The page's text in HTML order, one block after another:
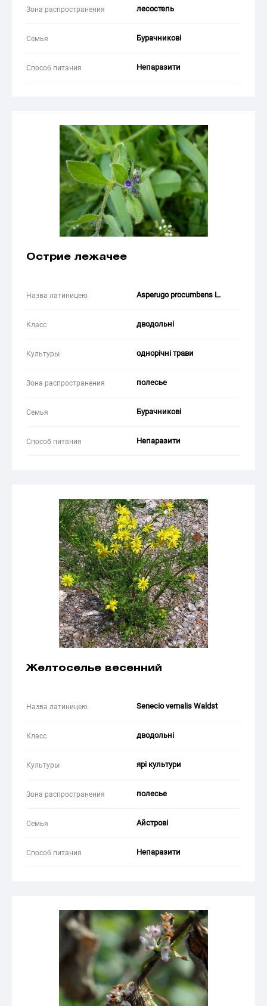
Зона распространения лесостепь
Семья Бурачникові
Способ питания Непаразити
Острие лежачее
Назва латиницею Asperugo procumbens L.
Класс дводольні
Культуры однорічні трави
Зона распространения полесье
Семья Бурачникові
Способ питания Непаразити
Желтоселье весенний
Назва латиницею Senecio vernalis Waldst
Класс дводольні
Культуры ярі культури
Зона распространения полесье
Семья Айстрові
Способ питания Непаразити